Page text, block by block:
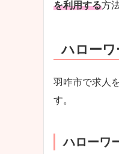
を利用する方
ハロー
羽咋市で求人
す。
ハローワ